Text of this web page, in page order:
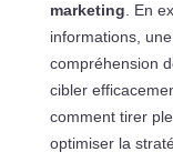
marketing . En
informations,
compréhension
cibler
comment tirer
optimiser la